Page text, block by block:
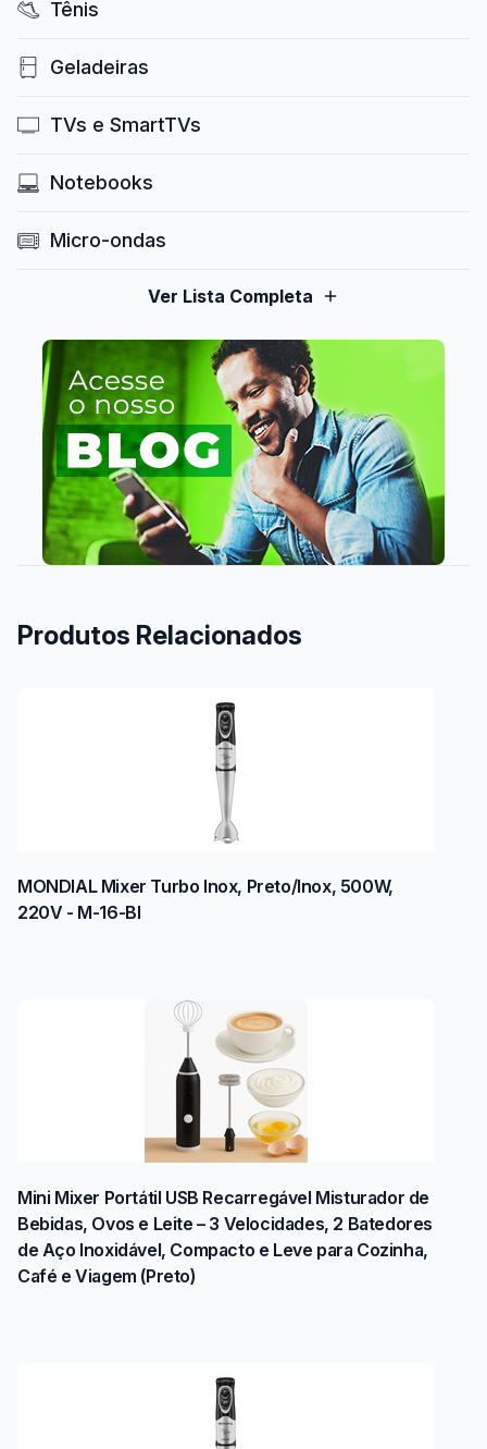
Tênis
Geladeiras
TVs e SmartTVs
Notebooks
Micro-ondas
Ver Lista Completa
Produtos Relacionados
MONDIAL Mixer Turbo Inox, Preto/Inox, 500W,
220V - M-16-BI
Mini Mixer Portátil USB Recarregável Misturador de
Bebidas, Ovos e Leite – 3 Velocidades, 2 Batedores
de Aço Inoxidável, Compacto e Leve para Cozinha,
Café e Viagem (Preto)